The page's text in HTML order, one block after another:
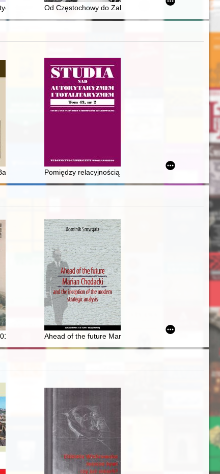
społeczno-narodowy dla kobiet wszystkich stanów"
Od Częstochowy do Zabrza 1945
XII wieku
i dzisiejszej Polsce
na ziemiach polskich w świetle średniowiecznych źródeł
Pomiędzy relacyjnością a ambiwalentnością : rozwój
of the photographer : about the initiative of establishing the
Regionalnego w Pilźnie
Ahead of the future Marian Chodacki and the